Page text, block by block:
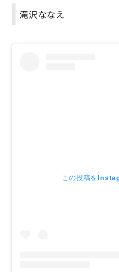
滝沢ななえ
この投稿を